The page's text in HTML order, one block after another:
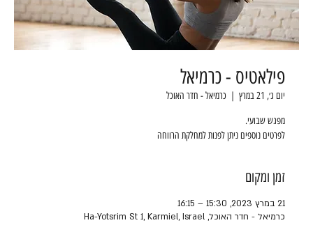
פילאטיס - כרמיאל
יום ג׳, 21 במרץ
  |
כרמיאל - חדר האוכל
לפרטים נוספים ניתן לפנות למחלקת הרווחה
זמן ומקום
21 במרץ 2023, 15:30 – 16:15
כרמיאל - חדר האוכל, Ha-Yotsrim St 1, Karmiel, Israel